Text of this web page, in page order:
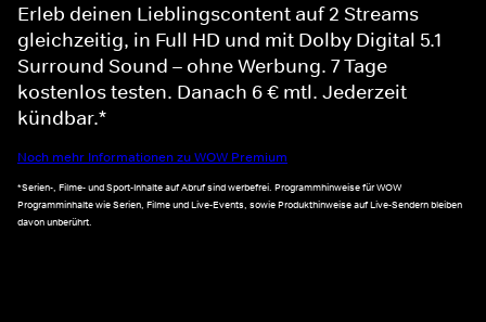
Erleb deinen Lieblingscontent auf 2 Streams
gleichzeitig, in Full HD und mit Dolby Digital 5.1
Surround Sound – ohne Werbung. 7 Tage
kostenlos testen. Danach 6 € mtl. Jederzeit
kündbar.*
Noch mehr Informationen zu WOW Premium
*Serien-, Filme- und Sport-Inhalte auf Abruf sind werbefrei. Programmhinweise für WOW
Programminhalte wie Serien, Filme und Live-Events, sowie Produkthinweise auf Live-Sendern bleiben
davon unberührt.